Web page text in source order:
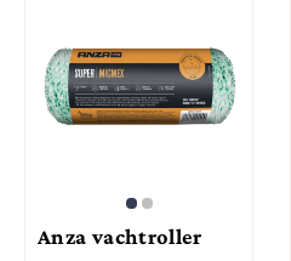
Anza vachtroller